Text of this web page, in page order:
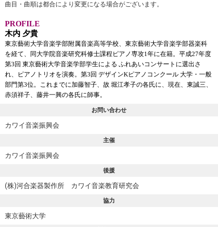
曲目・曲順は都合により変更になる場合がございます。
PROFILE
木内 夕貴
東京藝術大学音楽学部附属音楽高等学校、東京藝術大学音楽学部器楽科
を経て、同大学院音楽研究科修士課程ピアノ専攻1年に在籍。平成27年度
第3回 東京藝術大学音楽学部学生による ふれあいコンサートに選出さ
れ、ピアノトリオを演奏。第3回 デザインKピアノコンクール 大学・一般
部門第3位。これまでに加藤智子、故 堀江孝子の各氏に、現在、東誠三、
赤須祥子、藤井一興の各氏に師事。
お問い合わせ
カワイ音楽振興会
主催
カワイ音楽振興会
後援
(株)河合楽器製作所 カワイ音楽教育研究会
協力
東京藝術大学